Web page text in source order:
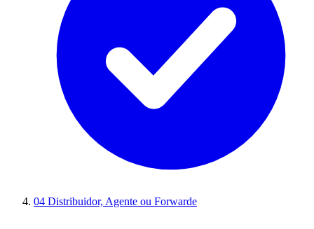
04 Distribuidor, Agente ou Forwarde